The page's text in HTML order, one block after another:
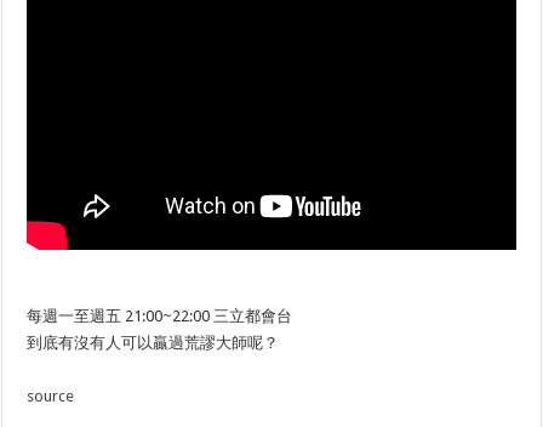
每週一至週五 21:00~22:00 三立都會台
到底有沒有人可以贏過荒謬大師呢？
source